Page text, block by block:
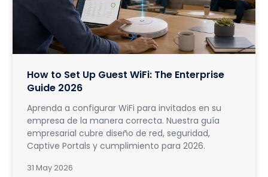
How to Set Up Guest WiFi: The Enterprise
Guide 2026
Aprenda a configurar WiFi para invitados en su
empresa de la manera correcta. Nuestra guía
empresarial cubre diseño de red, seguridad,
Captive Portals y cumplimiento para 2026.
31 May 2026